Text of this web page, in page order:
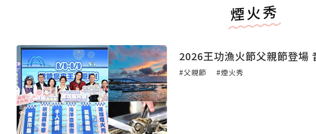
煙火秀
2026王功漁火節父親節登場
#父親節 #煙火秀